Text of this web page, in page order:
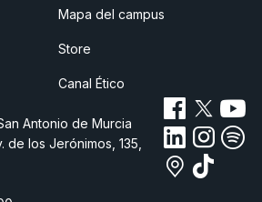
Mapa del campus
Store
Canal Ético
Antonio de Murcia
de los Jerónimos, 135,